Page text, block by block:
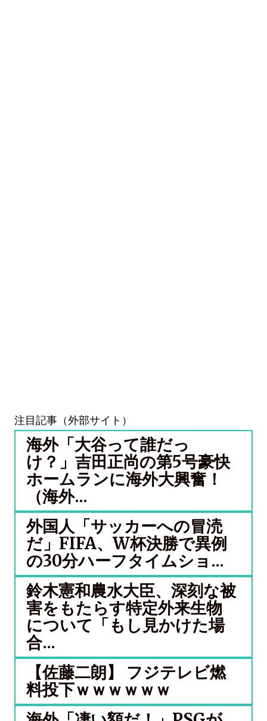
注目記事（外部サイト）
海外「大谷って誰だっ
け？」吉田正尚の第5号豪快
ホームランに海外大興奮！
（海外...
外国人「サッカーへの冒涜
だ」FIFA、W杯決勝で異例
の30分ハーフタイムショ...
鈴木憲和農水大臣、深刻な被
害をもたらす特定外来生物
について「もし見かけた場
合...
【佐藤二朗】 フジテレビ燃
料投下ｗｗｗｗｗｗ